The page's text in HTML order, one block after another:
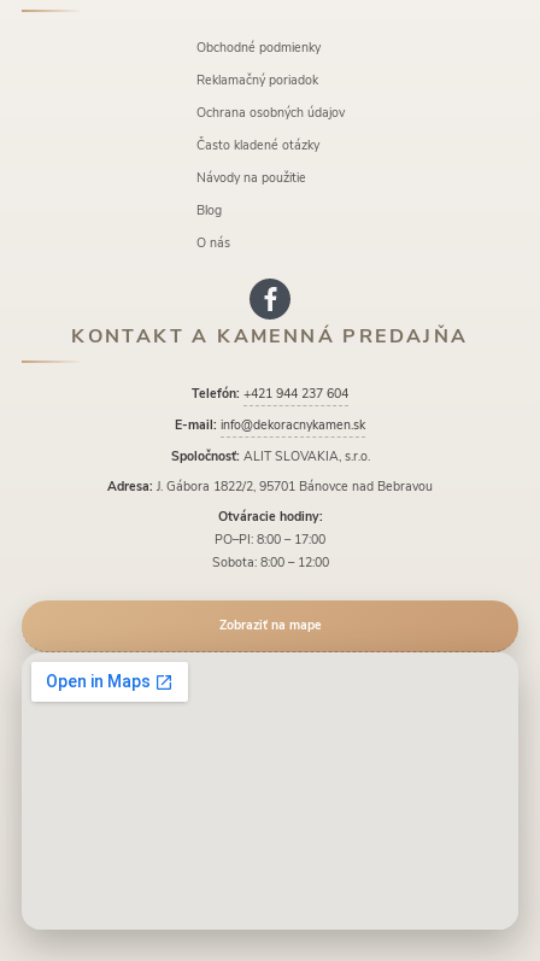
Obchodné podmienky
Reklamačný poriadok
Ochrana osobných údajov
Často kladené otázky
Návody na použitie
Blog
O nás
KONTAKT A KAMENNÁ PREDAJŇA
Telefón: +421 944 237 604
E-mail: info@dekoracnykamen.sk
Spoločnosť: ALIT SLOVAKIA, s.r.o.
Adresa: J. Gábora 1822/2, 95701 Bánovce nad Bebravou
Otváracie hodiny:
PO–PI: 8:00 – 17:00
Sobota: 8:00 – 12:00
Zobraziť na mape